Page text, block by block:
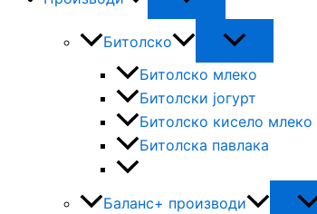
Битолско
Битолско млеко
Битолски јогурт
Битолско кисело млеко
Битолска павлака
Баланс+ производи